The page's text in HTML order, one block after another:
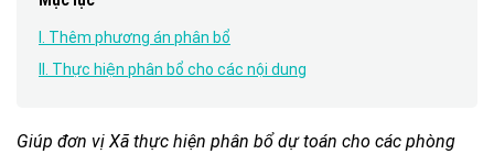
I. Thêm phương án phân bổ
II. Thực hiện phân bổ cho các nội dung
Giúp đơn vị Xã thực hiện phân bổ dự toán cho các phòng